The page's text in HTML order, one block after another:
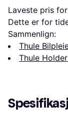
Laveste pris for
Dette er for
Sammenlign:
Thule
Thule